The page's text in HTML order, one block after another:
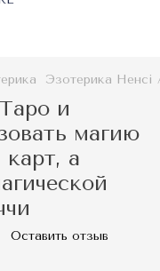
Эзотерика Ненсі
и
магию
карт, а
Оставить отзыв